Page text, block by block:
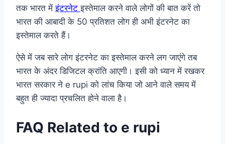
तक भारत मेंइंटरनेटइस्तेमाल करने वाले लोगों की बात करें तो
भारत की आबादी के 50 प्रतिशत लोग ही अभी इंटरनेट का
इस्तेमाल करते हैं।
ऐसे में जब सारे लोग इंटरनेट का इस्तेमाल करने लग जाएंगे तब
भारत के अंदर डिजिटल क्रांति आएगी। इसी को ध्यान में रखकर
भारत सरकार ने e rupi को लांच किया जो आने वाले समय में
बहुत ही ज्यादा प्रचलित होने वाला है।
FAQ Related to e rupi